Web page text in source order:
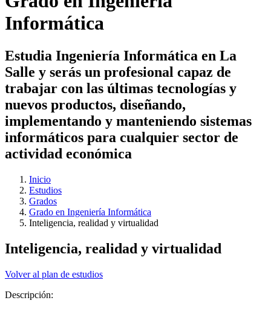
Informática
Estudia Ingeniería Informática en La
Salle y serás un profesional capaz de
trabajar con las últimas tecnologías y
nuevos productos, diseñando,
implementando y manteniendo sistemas
informáticos para cualquier sector de
actividad económica
Inicio
Estudios
Grados
Grado en Ingeniería Informática
Inteligencia, realidad y virtualidad
Inteligencia, realidad y virtualidad
Volver al plan de estudios
Descripción: